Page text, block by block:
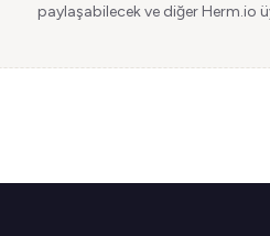
paylaşabilecek ve diğer Herm.io